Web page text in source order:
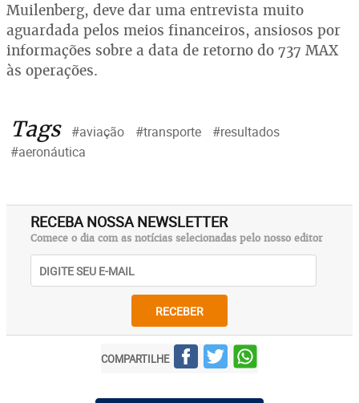
Muilenberg, deve dar uma entrevista muito
aguardada pelos meios financeiros, ansiosos por
informações sobre a data de retorno do 737 MAX
às operações.
Tags #aviação #transporte
#resultados
#aeronáutica
RECEBA NOSSA NEWSLETTER
Comece o dia com as notícias selecionadas pelo nosso editor
RECEBER
COMPARTILHE